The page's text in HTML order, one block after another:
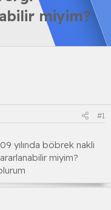
miyim?
#1
yılında böbrek nakli
miyim?